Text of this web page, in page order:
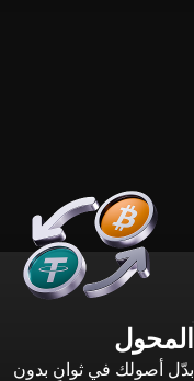
المحول
بدّل أصولك في ثوانٍ بدون